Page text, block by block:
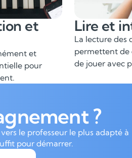
et
et
pour
Lire et
La lecture des
permettent de
de jouer avec
?
le professeur le plus adapté à
pour démarrer.